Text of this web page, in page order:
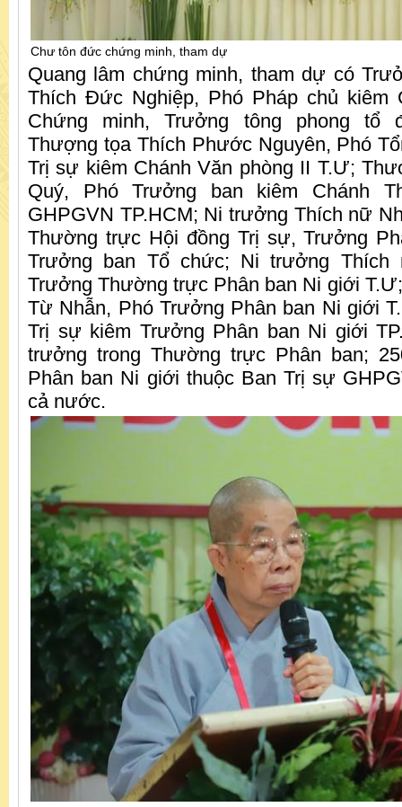
Chư tôn đức chứng minh, tham dự
Quang lâm chứng minh, tham dự có
Thích Đức Nghiệp, Phó Pháp chủ kiêm
Chứng minh, Trưởng tông phong tổ
Thượng tọa Thích Phước Nguyên, Phó
Trị sự kiêm Chánh Văn phòng II T.Ư;
Quý, Phó Trưởng ban kiêm Chánh
GHPGVN TP.HCM; Ni trưởng Thích nữ
Thường trực Hội đồng Trị sự, Trưởng
Trưởng ban Tổ chức; Ni trưởng
Trưởng Thường trực Phân ban Ni giới
Từ Nhẫn, Phó Trưởng Phân ban Ni giới
Trị sự kiêm Trưởng Phân ban Ni giới
trưởng trong Thường trực Phân ban;
Phân ban Ni giới thuộc Ban Trị sự
cả nước.